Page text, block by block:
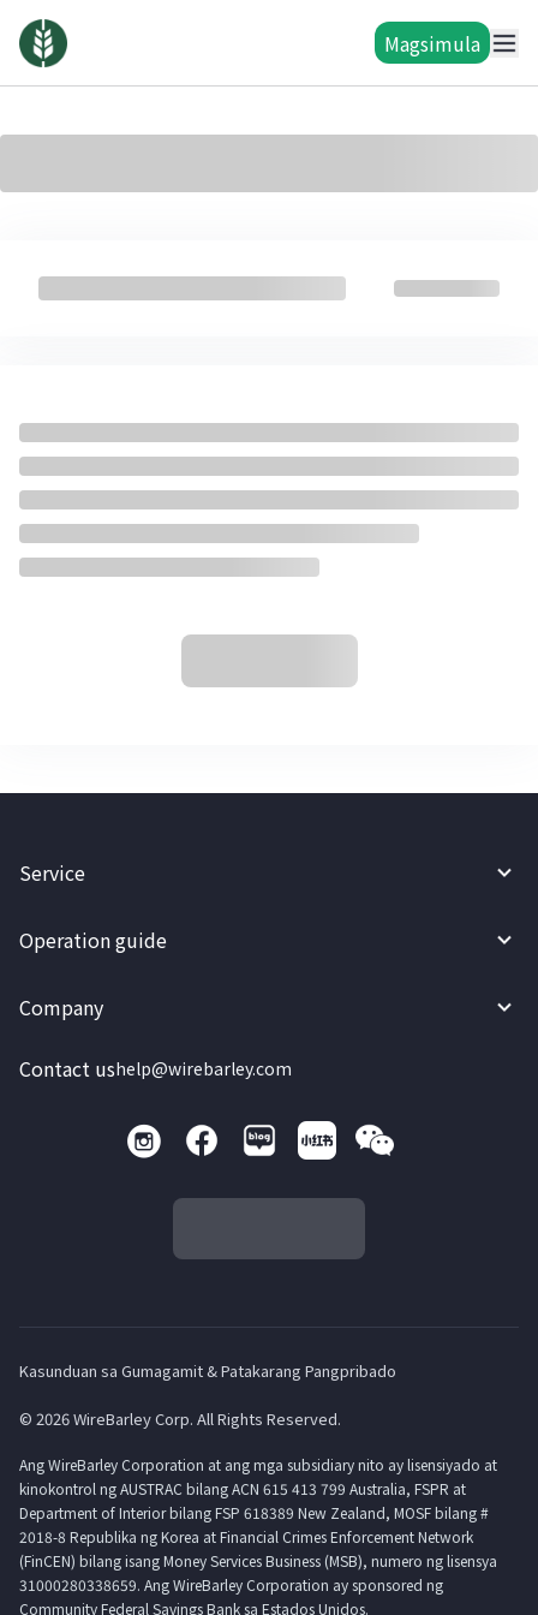
Magsimula
Service
Operation guide
Company
Contact ushelp@wirebarley.com
Kasunduan sa Gumagamit & Patakarang Pangpribado
© 2026 WireBarley Corp. All Rights Reserved.
Ang WireBarley Corporation at ang mga subsidiary nito ay lisensiyado at
kinokontrol ng AUSTRAC bilang ACN 615 413 799 Australia, FSPR at
Department of Interior bilang FSP 618389 New Zealand, MOSF bilang #
2018-8 Republika ng Korea at Financial Crimes Enforcement Network
(FinCEN) bilang isang Money Services Business (MSB), numero ng lisensya
31000280338659. Ang WireBarley Corporation ay sponsored ng
Community Federal Savings Bank sa Estados Unidos.